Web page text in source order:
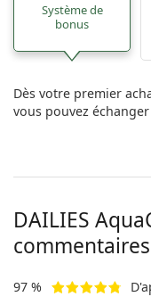
Système de
bonus
Dès votre premier
vous pouvez
DAILIES
commentaires
97 %